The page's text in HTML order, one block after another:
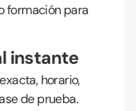
formación para
instante
horario,
de prueba.